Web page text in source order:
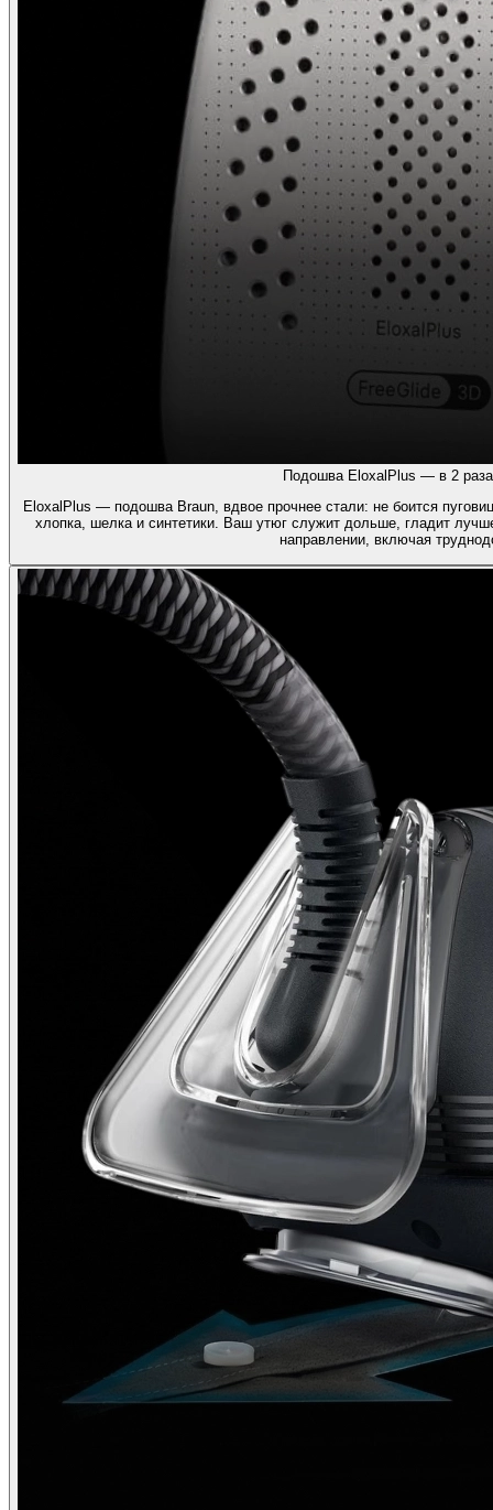
Подошва EloxalPlus — в 2 раза
EloxalPlus — подошва Braun, вдвое прочнее стали: не боится
хлопка, шелка и синтетики. Ваш утюг служит дольше, гладит
направлении, включая